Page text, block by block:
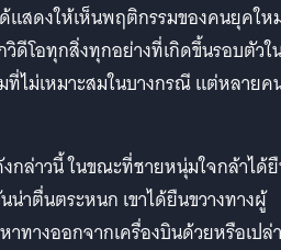
แสดงให้เห็นพฤติกรรมของคนยุคใ
ดีโอทุกสิ่งทุกอย่างที่เกิดขึ้นรอบตัวใ
ไม่เหมาะสมในบางกรณี แต่หลายค
กล่าวนี้ ในขณะที่ชายหนุ่มใจกล้าได้
าตื่นตระหนก เขาได้ยืนขวางทางผู้
ทางออกจากเครื่องบินด้วยหรือเปล่า